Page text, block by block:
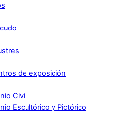
de exposición
Civil
Escultórico y Pictórico